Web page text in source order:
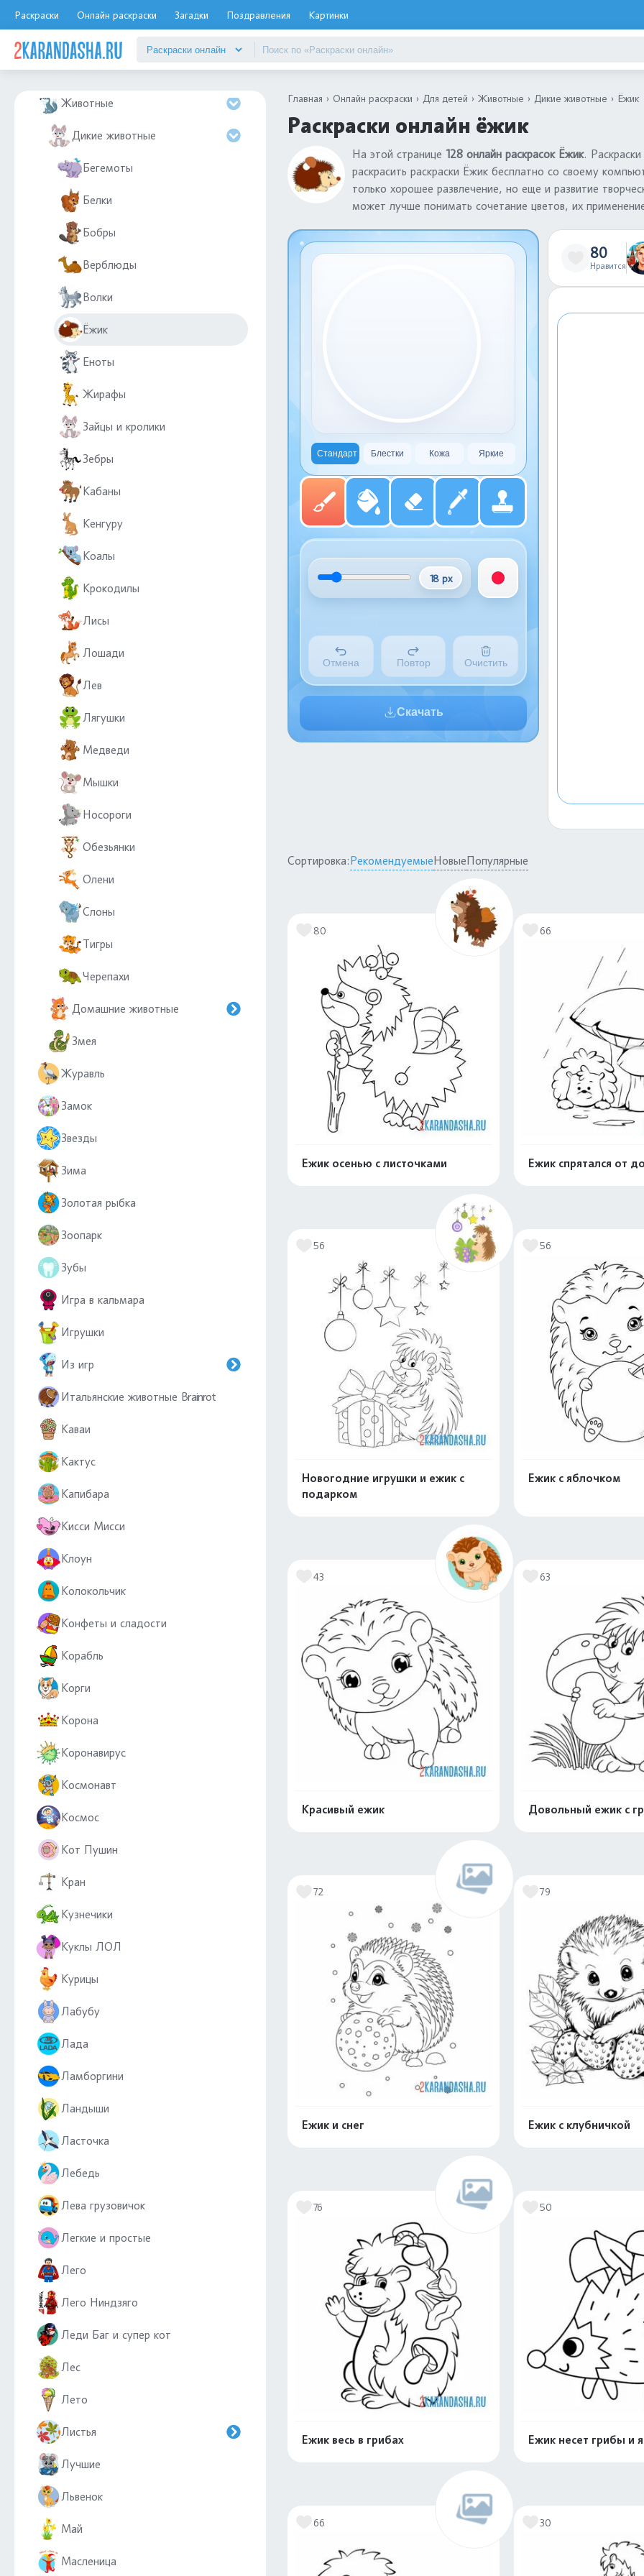
Раскраски Онлайн раскраски Загадки Поздравления Картинки
Елочные игрушки
Животные
Дикие животные
Бегемоты
Белки
Бобры
Верблюды
Волки
Ёжик
Еноты
Жирафы
Зайцы и кролики
Зебры
Кабаны
Кенгуру
Коалы
Крокодилы
Лисы
Лошади
Лев
Лягушки
Медведи
Мышки
Носороги
Обезьянки
Олени
Слоны
Тигры
Черепахи
Домашние животные
Змея
Журавль
Замок
Звезды
Зима
Золотая рыбка
Зоопарк
Зубы
Игра в кальмара
Игрушки
Из игр
Итальянские животные Brainrot
Каваи
Кактус
Капибара
Кисси Мисси
Клоун
Колокольчик
Конфеты и сладости
Корабль
Корги
Корона
Коронавирус
Космонавт
Космос
Кот Пушин
Кран
Кузнечики
Куклы ЛОЛ
Курицы
Лабубу
Лада
Ламборгини
Ландыши
Ласточка
Лебедь
Лева грузовичок
Легкие и простые
Лего
Лего Ниндзяго
Леди Баг и супер кот
Лес
Лето
Листья
Лучшие
Львенок
Май
Масленица
Главная Онлайн раскраски Для детей Животные Дикие животные Ёжик
Раскраски онлайн ёжик
На этой странице 128 онлайн раскрасок Ёжик.
раскрасить раскраски Ёжик бесплатно со своему
только хорошее развлечение, но еще и развитие
может лучше понимать сочетание цветов, их
Стандарт Блестки Кожа Яркие
18 px
Отмена Повтор Очистить
Скачать
80
Нравится
Сортировка:РекомендуемыеНовыеПопулярные
80
Ежик осенью с листочками
66
Ежик спрятался от
56
Новогодние игрушки и ежик с
подарком
56
Ежик с яблочком
43
Красивый ежик
63
Довольный ежик с
72
Ежик и снег
79
Ежик с клубничкой
76
Ежик весь в грибах
50
Ежик несет грибы и
66 30